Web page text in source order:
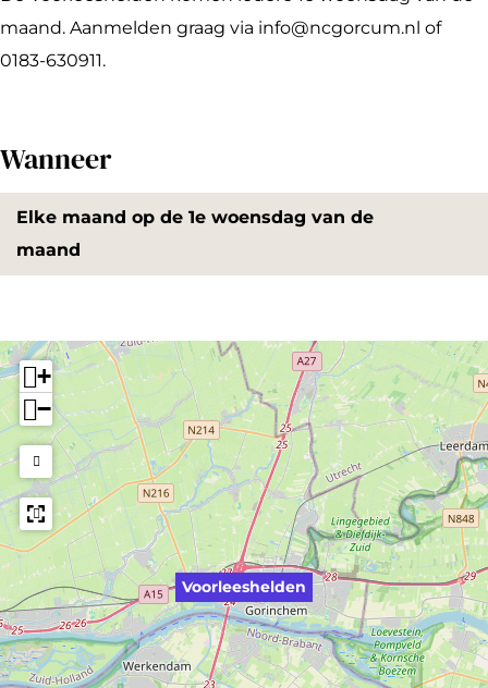
e
e
l
n
h
e
e
n
d
e
s
h
d
e
n
maand. Aanmelden graag via info@ncgorcum.nl of
0183-630911.
Wanneer
Elke maand op de 1e woensdag van de
maand
Voorleeshelden
+
−